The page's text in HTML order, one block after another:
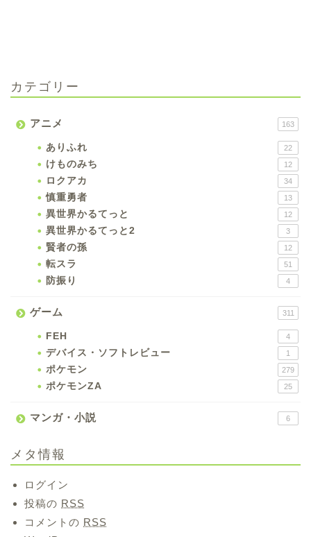
カテゴリー
アニメ 163
ありふれ 22
けものみち 12
ロクアカ 34
慎重勇者 13
異世界かるてっと 12
異世界かるてっと2 3
賢者の孫 12
転スラ 51
防振り 4
ゲーム 311
FEH 4
デバイス・ソフトレビュー 1
ポケモン 279
ポケモンZA 25
マンガ・小説 6
メタ情報
ログイン
投稿の RSS
コメントの RSS